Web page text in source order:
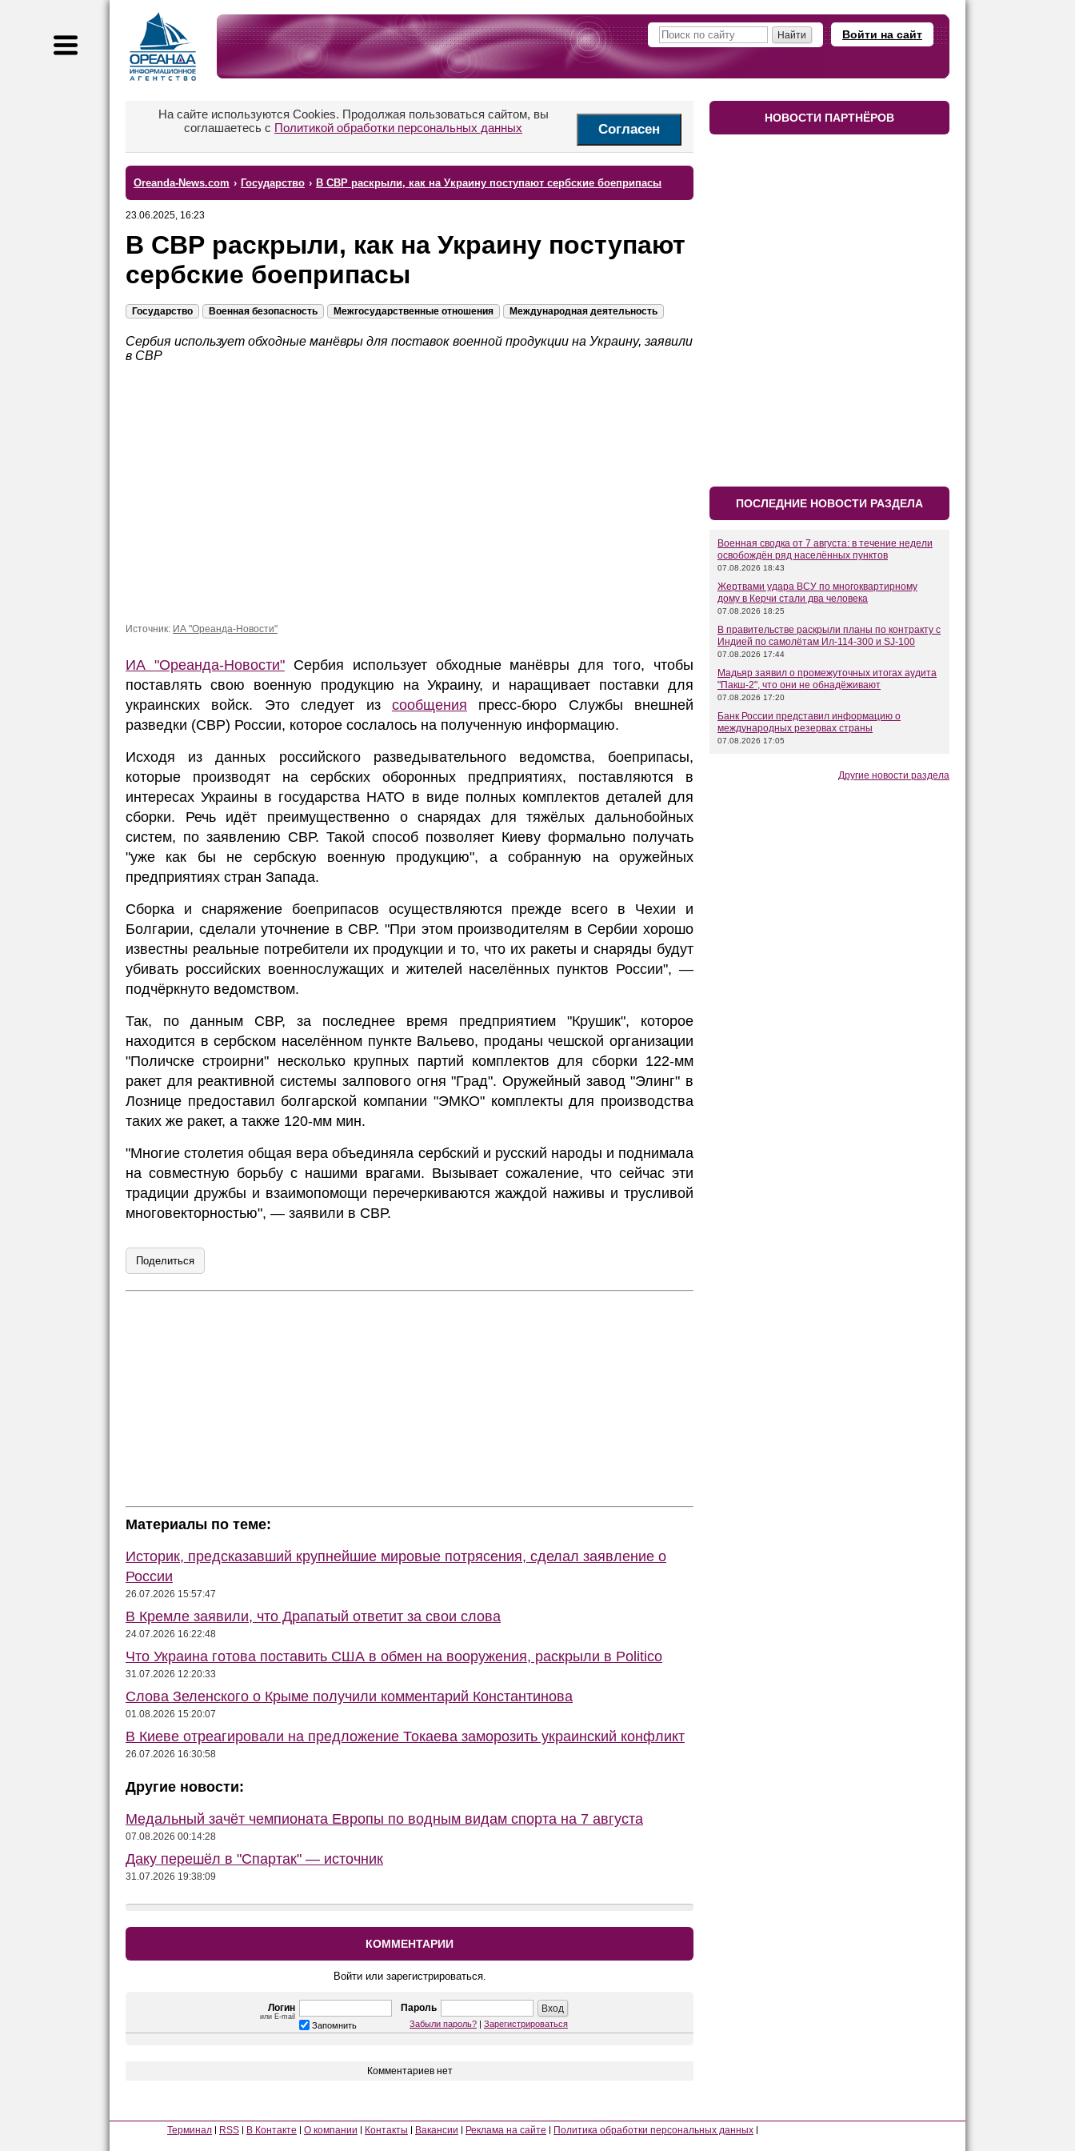
Войти на сайт
На сайте используются Cookies. Продолжая пользоваться сайтом, вы
соглашаетесь с Политикой обработки персональных данных Согласен
Oreanda-News.com › Государство › В СВР раскрыли, как на Украину поступают сербские боеприпасы
23.06.2025, 16:23
В СВР раскрыли, как на Украину поступают
сербские боеприпасы
Государство Военная безопасность Межгосударственные отношения Международная деятельность
Сербия использует обходные манёвры для поставок военной продукции на Украину, заявили
в СВР
Источник: ИА "Ореанда-Новости"
ИА "Ореанда-Новости"Сербия использует обходные манёвры для того, чтобы
поставлять свою военную продукцию на Украину, и наращивает поставки для
украинских войск. Это следует из сообщения пресс-бюро Службы внешней
разведки (СВР) России, которое сослалось на полученную информацию.
Исходя из данных российского разведывательного ведомства, боеприпасы,
которые производят на сербских оборонных предприятиях, поставляются в
интересах Украины в государства НАТО в виде полных комплектов деталей для
сборки. Речь идёт преимущественно о снарядах для тяжёлых дальнобойных
систем, по заявлению СВР. Такой способ позволяет Киеву формально получать
"уже как бы не сербскую военную продукцию", а собранную на оружейных
предприятиях стран Запада.
Сборка и снаряжение боеприпасов осуществляются прежде всего в Чехии и
Болгарии, сделали уточнение в СВР. "При этом производителям в Сербии хорошо
известны реальные потребители их продукции и то, что их ракеты и снаряды будут
убивать российских военнослужащих и жителей населённых пунктов России", —
подчёркнуто ведомством.
Так, по данным СВР, за последнее время предприятием "Крушик", которое
находится в сербском населённом пункте Вальево, проданы чешской организации
"Поличске строирни" несколько крупных партий комплектов для сборки 122-мм
ракет для реактивной системы залпового огня "Град". Оружейный завод "Элинг" в
Лознице предоставил болгарской компании "ЭМКО" комплекты для производства
таких же ракет, а также 120-мм мин.
"Многие столетия общая вера объединяла сербский и русский народы и поднимала
на совместную борьбу с нашими врагами. Вызывает сожаление, что сейчас эти
традиции дружбы и взаимопомощи перечеркиваются жаждой наживы и трусливой
многовекторностью", — заявили в СВР.
Поделиться
Материалы по теме:
Историк, предсказавший крупнейшие мировые потрясения, сделал заявление о
России
26.07.2026 15:57:47
В Кремле заявили, что Драпатый ответит за свои слова
24.07.2026 16:22:48
Что Украина готова поставить США в обмен на вооружения, раскрыли в Politico
31.07.2026 12:20:33
Слова Зеленского о Крыме получили комментарий Константинова
01.08.2026 15:20:07
В Киеве отреагировали на предложение Токаева заморозить украинский конфликт
26.07.2026 16:30:58
Другие новости:
Медальный зачёт чемпионата Европы по водным видам спорта на 7 августа
07.08.2026 00:14:28
Даку перешёл в "Спартак" — источник
31.07.2026 19:38:09
КОММЕНТАРИИ
Войти или зарегистрироваться.
Логин
или E-mail
Пароль
Запомнить Забыли пароль? | Зарегистрироваться
Комментариев нет
НОВОСТИ ПАРТНЁРОВ
ПОСЛЕДНИЕ НОВОСТИ РАЗДЕЛА
Военная сводка от 7 августа: в течение недели
освобождён ряд населённых пунктов
07.08.2026 18:43
Жертвами удара ВСУ по многоквартирному
дому в Керчи стали два человека
07.08.2026 18:25
В правительстве раскрыли планы по контракту с
Индией по самолётам Ил-114-300 и SJ-100
07.08.2026 17:44
Мадьяр заявил о промежуточных итогах аудита
"Пакш-2", что они не обнадёживают
07.08.2026 17:20
Банк России представил информацию о
международных резервах страны
07.08.2026 17:05
Другие новости раздела
Терминал RSS В Контакте О компании Контакты Вакансии Реклама на сайте Политика обработки персональных данных